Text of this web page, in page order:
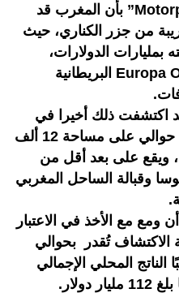
أفاد الموقع الإسباني “Motorpasion” بأن المغرب قد
من جزر الكناري، حيث
الدولارات،
بإشراف من شركة Europa Oil & Gas البريطانية
اكتشفت ذلك أخيرا في
حوض مدينة أكادير، وبأنه يمتد حوالي على مساحة 12 ألف
ويقع على بعد أقل من
وقبالة الساحل المغربي
ومع مع الأخذ في الاعتبار
الاكتشاف تُقدر بحوالي
الناتج المحلي الإجمالي